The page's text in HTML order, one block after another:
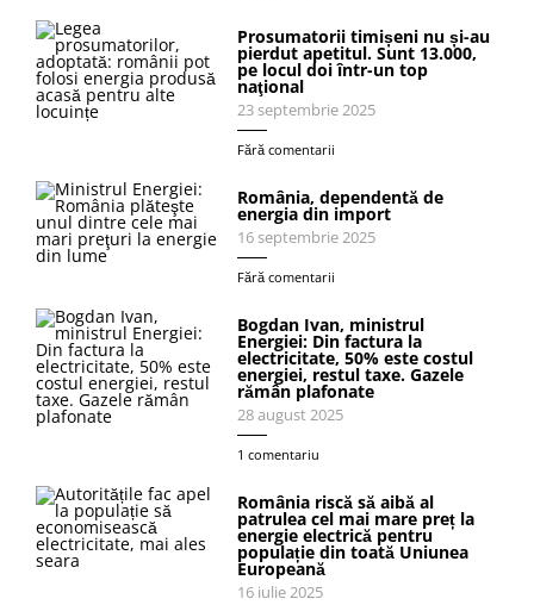
Prosumatorii timișeni nu și-au
pierdut apetitul. Sunt 13.000,
pe locul doi într-un top
naţional
23 septembrie 2025
Fără comentarii
România, dependentă de
energia din import
16 septembrie 2025
Fără comentarii
Bogdan Ivan, ministrul
Energiei: Din factura la
electricitate, 50% este costul
energiei, restul taxe. Gazele
rămân plafonate
28 august 2025
1 comentariu
România riscă să aibă al
patrulea cel mai mare preț la
energie electrică pentru
populație din toată Uniunea
Europeană
16 iulie 2025